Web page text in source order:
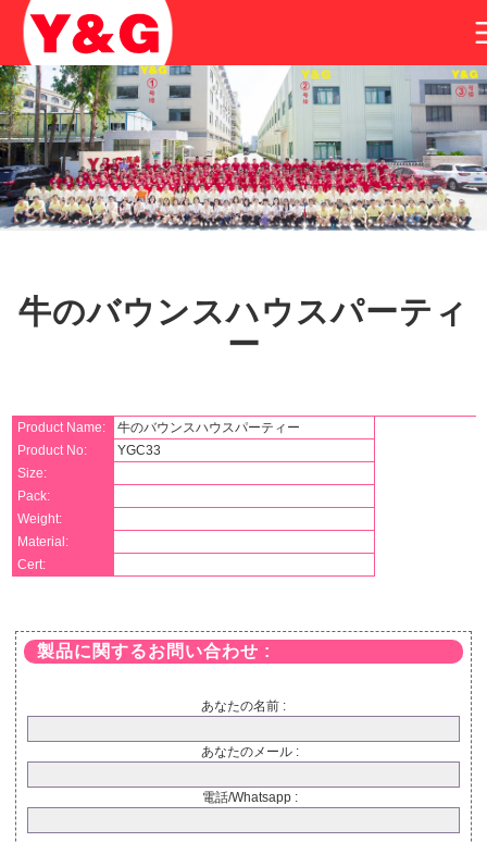
牛のバウンスハウスパーティ
ー
Product Name:
牛のバウンスハウスパーティー
Product No:
YGC33
Size:
Pack:
Weight:
Material:
Cert:
製品に関するお問い合わせ :
あなたの名前 :
あなたのメール :
電話/Whatsapp :